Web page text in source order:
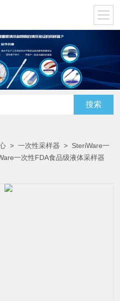
>一次性采样器 > SteriWare一
一次性FDA食品级液体采样器